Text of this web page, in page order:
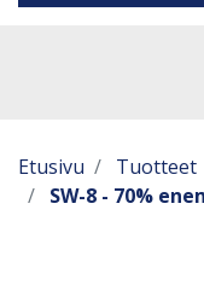
Etusivu Tuotteet
SW-8 - 70%